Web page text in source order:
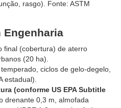
rasgo). Fonte: ASTM
Engenharia
final (cobertura) de aterro
(20 ha).
ciclos de gelo-degelo,
estadual).
(conforme US EPA Subtitle
drenante 0,3 m, almofada